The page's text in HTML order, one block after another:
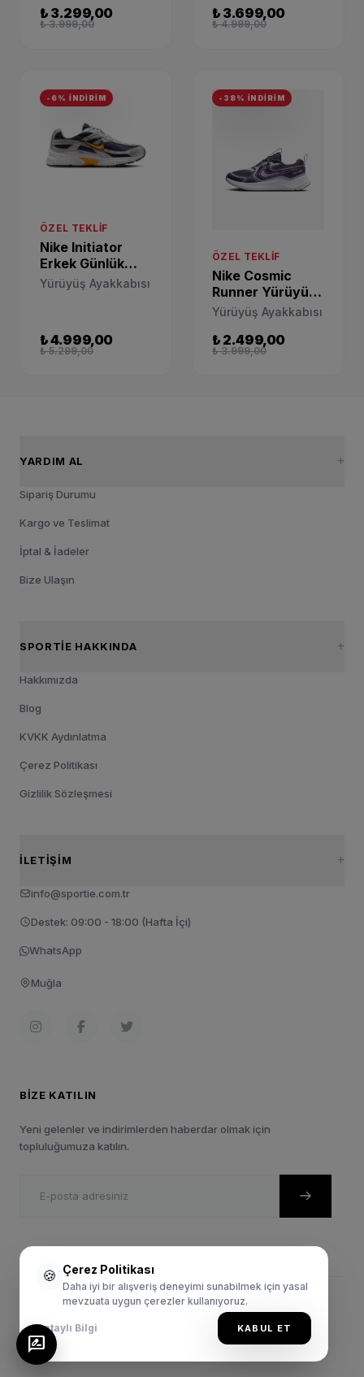
DC3728-101
₺ 3.299,00
₺ 3.999,00
₺ 3.699,00
₺ 4.999,00
-6% İNDİRİM
ÖZEL TEKLIF
Nike Initiator
Erkek Günlük
Spor Ayakkabısı
Yürüyüş Ayakkabısı
₺ 4.999,00
₺ 5.299,00
-38% İNDİRİM
ÖZEL TEKLIF
Nike Cosmic
Runner Yürüyüş
Ayakkabısı
HM4402-500
Yürüyüş Ayakkabısı
₺ 2.499,00
₺ 3.999,00
YARDIM AL
Sipariş Durumu
Kargo ve Teslimat
İptal & İadeler
Bize Ulaşın
SPORTIE HAKKINDA
Hakkımızda
Blog
KVKK Aydınlatma
Çerez Politikası
Gizlilik Sözleşmesi
İLETIŞIM
info@sportie.com.tr
Destek: 09:00 - 18:00 (Hafta İçi)
WhatsApp
Muğla
BIZE KATILIN
Yeni gelenler ve indirimlerden haberdar olmak için
topluluğumuza katılın.
© 2024 Sportie.com.tr. Tüm Hakları Saklıdır.
Gizlilik Politikası
Satış Sözleşmesi
🍪 Çerez Politikası
Daha iyi bir alışveriş deneyimi sunabilmek için yasal
mevzuata uygun çerezler kullanıyoruz.
Detaylı Bilgi KABUL ET
rate_review